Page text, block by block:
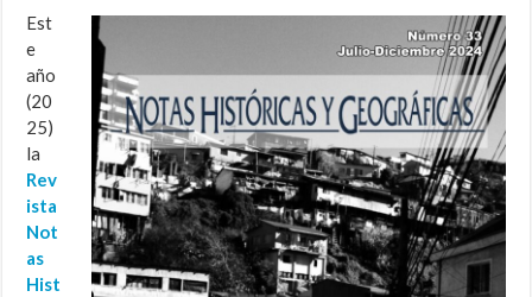
Est
e
año
(20
25)
la
Rev
ista
Not
as
Hist